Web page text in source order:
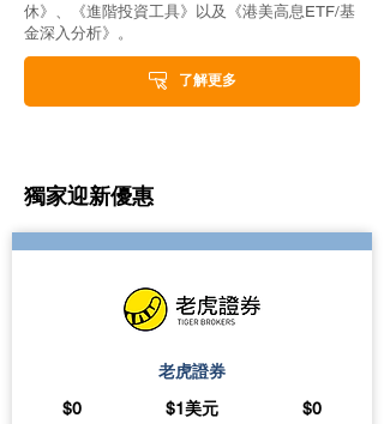
休》、《進階投資工具》以及《港美高息ETF/基
金深入分析》。
了解更多
獨家迎新優惠
老虎證券
$0
$1美元 $0